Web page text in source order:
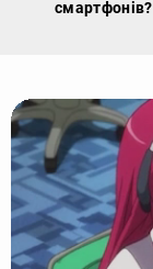
смартфонів?